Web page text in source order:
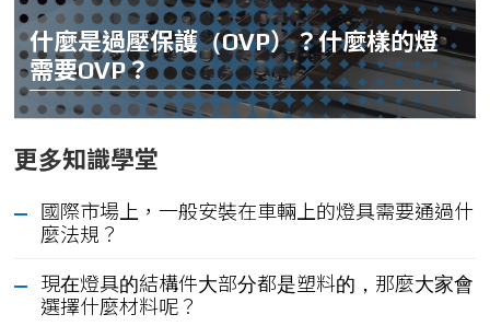
什麼是過壓保護（OVP）？什麼樣的燈
需要OVP？
更多知識學堂
國際市場上，一般安裝在車輛上的燈具需要通過什
麼法規？
現在燈具的結構件大部分都是塑料的，那麼大家會
選擇什麼材料呢？